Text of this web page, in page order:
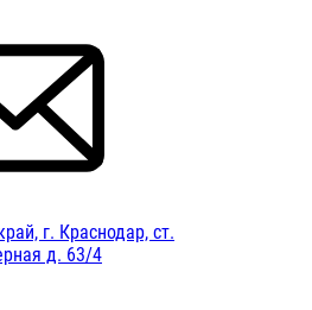
г. Краснодар, ст.
д. 63/4